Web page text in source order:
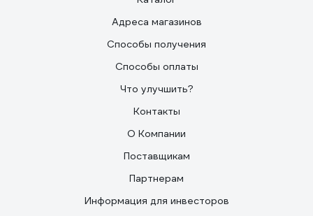
Адреса магазинов
Способы получения
Способы оплаты
Что улучшить?
Контакты
О Компании
Поставщикам
Партнерам
Информация для инвесторов